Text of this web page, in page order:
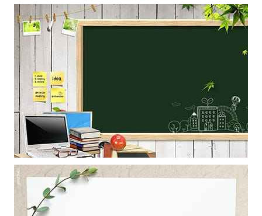
Mẫu thiết kế các đồ dùng học tập sử dụng làm khung nền cho
Mẫu thiết kế khung ảnh bục giảng giáo viên làm hình nền powerpoint